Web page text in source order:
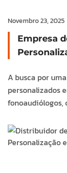
Novembro 23, 2025
Empresa
A busca por
personalizados
fonoaudiólogos,